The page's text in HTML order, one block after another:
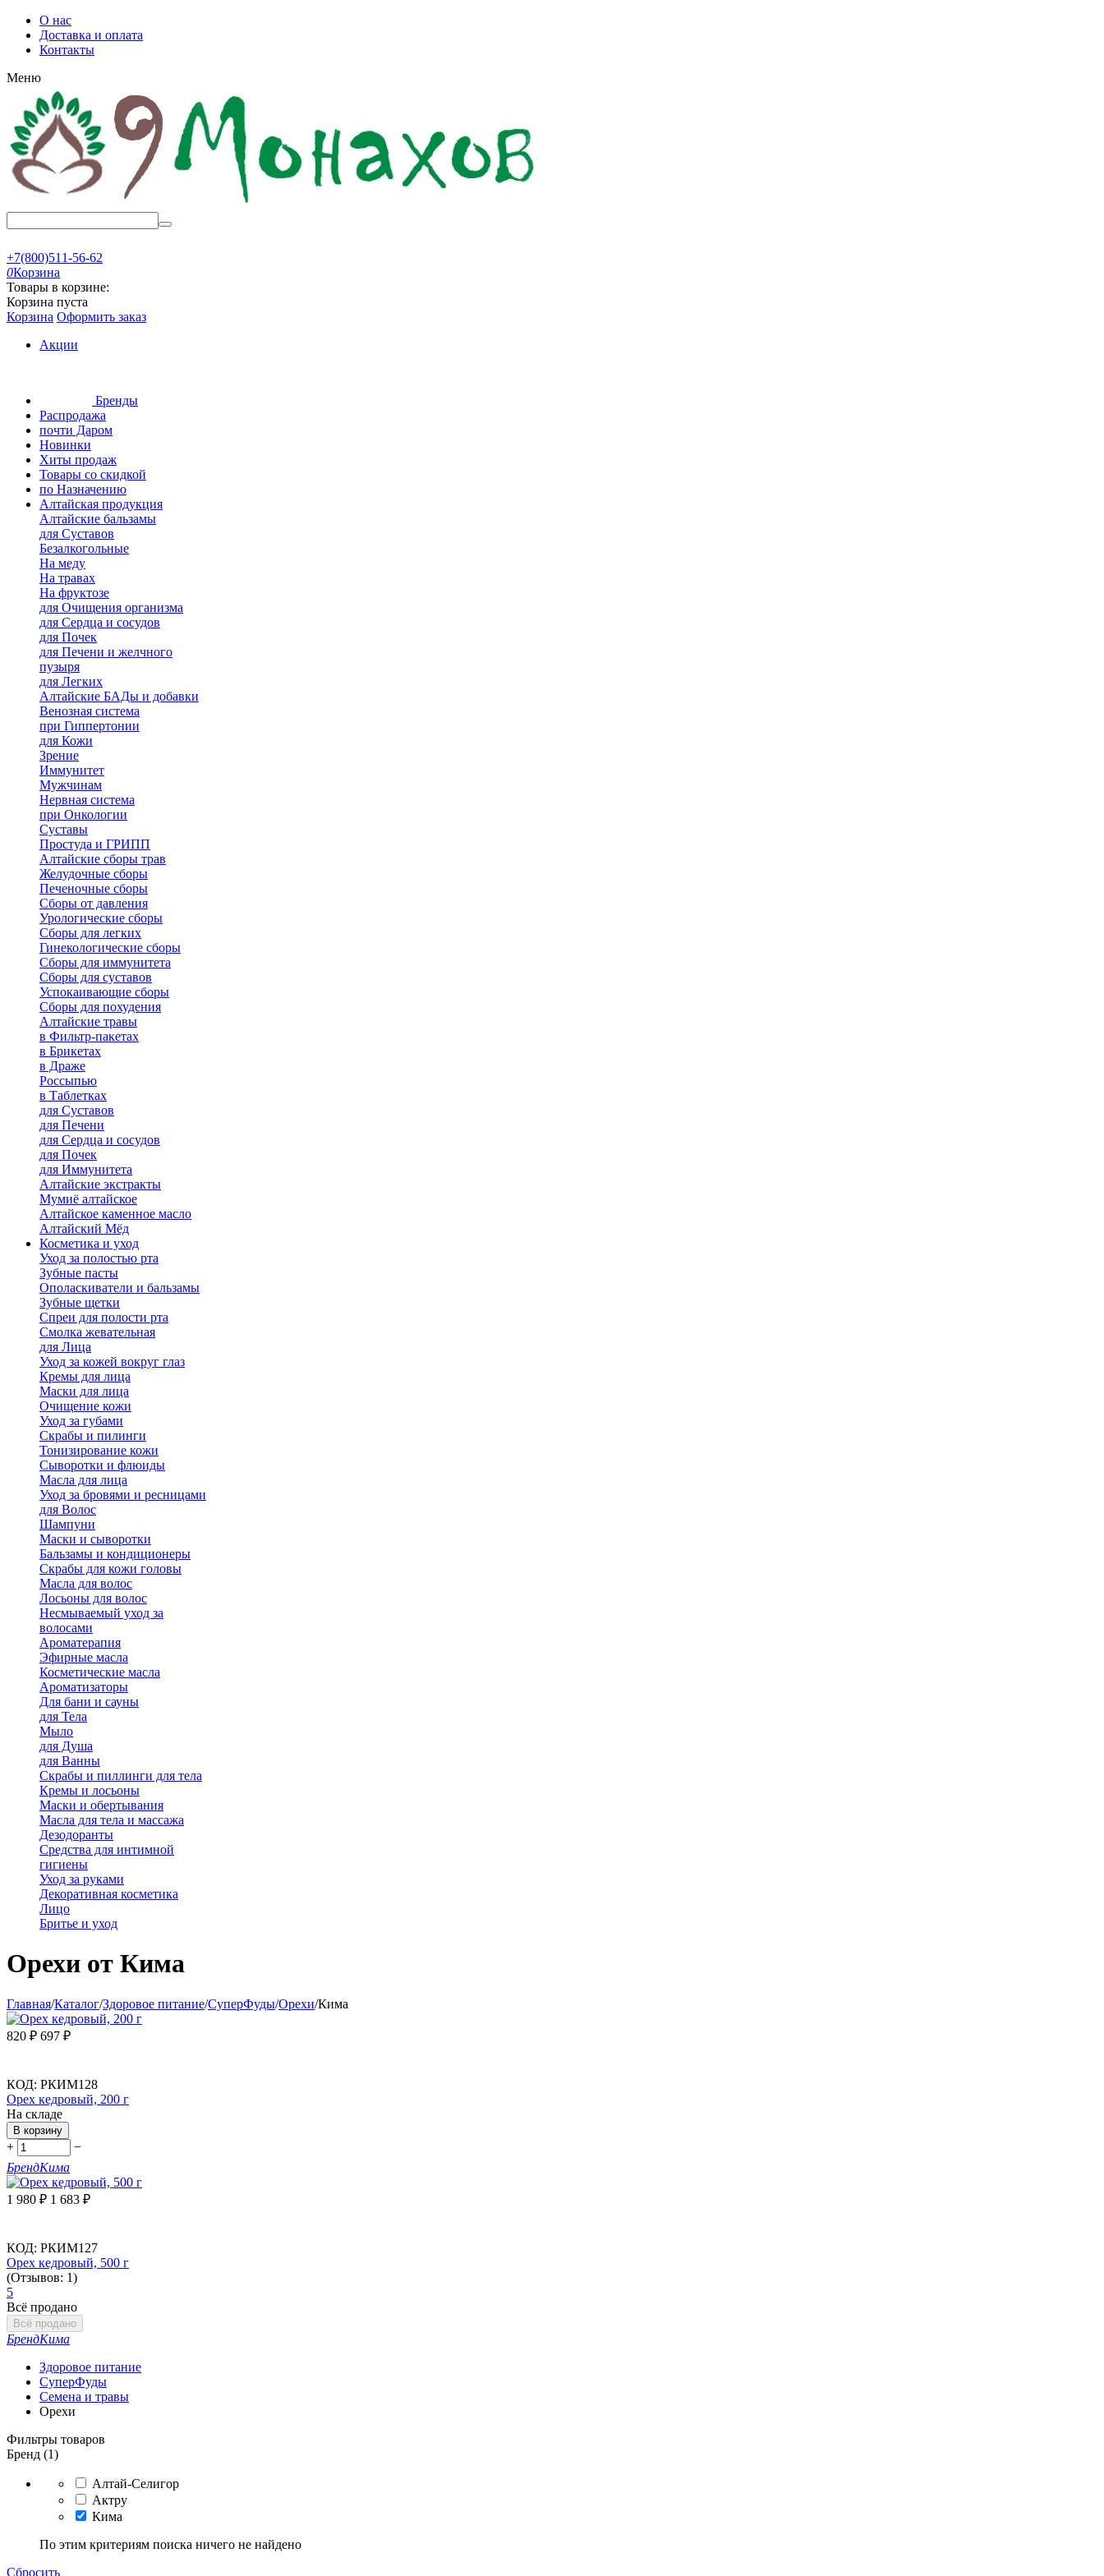
О нас
Доставка и оплата
Контакты
Меню
+7(800)511-56-62
0Корзина
Товары в корзине:
Корзина пуста
Корзина Оформить заказ
Акции
Бренды
Распродажа
почти Даром
Новинки
Хиты продаж
Товары со скидкой
по Назначению
Алтайская продукция
Алтайские бальзамы
для Суставов
Безалкогольные
На меду
На травах
На фруктозе
для Очищения организма
для Сердца и сосудов
для Почек
для Печени и желчного
пузыря
для Легких
Алтайские БАДы и добавки
Венозная система
при Гиппертонии
для Кожи
Зрение
Иммунитет
Мужчинам
Нервная система
при Онкологии
Суставы
Простуда и ГРИПП
Алтайские сборы трав
Желудочные сборы
Печеночные сборы
Сборы от давления
Урологические сборы
Сборы для легких
Гинекологические сборы
Сборы для иммунитета
Сборы для суставов
Успокаивающие сборы
Сборы для похудения
Алтайские травы
в Фильтр-пакетах
в Брикетах
в Драже
Россыпью
в Таблетках
для Cуставов
для Печени
для Сердца и сосудов
для Почек
для Иммунитета
Алтайские экстракты
Мумиё алтайское
Алтайское каменное масло
Алтайский Мёд
Косметика и уход
Уход за полостью рта
Зубные пасты
Ополаскиватели и бальзамы
Зубные щетки
Спреи для полости рта
Смолка жевательная
для Лица
Уход за кожей вокруг глаз
Кремы для лица
Маски для лица
Очищение кожи
Уход за губами
Скрабы и пилинги
Тонизирование кожи
Сыворотки и флюиды
Масла для лица
Уход за бровями и ресницами
для Волос
Шампуни
Маски и сыворотки
Бальзамы и кондиционеры
Скрабы для кожи головы
Масла для волос
Лосьоны для волос
Несмываемый уход за
волосами
Ароматерапия
Эфирные масла
Косметические масла
Ароматизаторы
Для бани и сауны
для Тела
Мыло
для Душа
для Ванны
Скрабы и пиллинги для тела
Кремы и лосьоны
Маски и обертывания
Масла для тела и массажа
Дезодоранты
Средства для интимной
гигиены
Уход за руками
Декоративная косметика
Лицо
Бритье и уход
Орехи от Кима
Главная/Каталог/Здоровое питание/СуперФуды/Орехи/Кима
820 ₽ 697 ₽
КОД: РКИМ128
Орех кедровый, 200 г
На складе
В корзину
+
−
БрендКима
1 980 ₽ 1 683 ₽
КОД: РКИМ127
Орех кедровый, 500 г
(Отзывов: 1)
5
Всё продано
Всё продано
БрендКима
Здоровое питание
СуперФуды
Семена и травы
Орехи
Фильтры товаров
Бренд (1)
Алтай-Селигор
Актру
Кима
По этим критериям поиска ничего не найдено
Сбросить